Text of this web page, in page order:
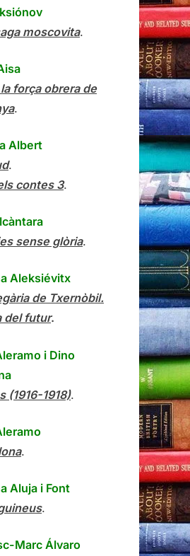
moscovita.
la força obrera de
.
Albert
.
contes 3.
sense glòria.
Aleksiévitx
de Txernòbil.
del futur.
i Dino
(1916-1918).
.
Aluja i Font
.
Marc Álvaro